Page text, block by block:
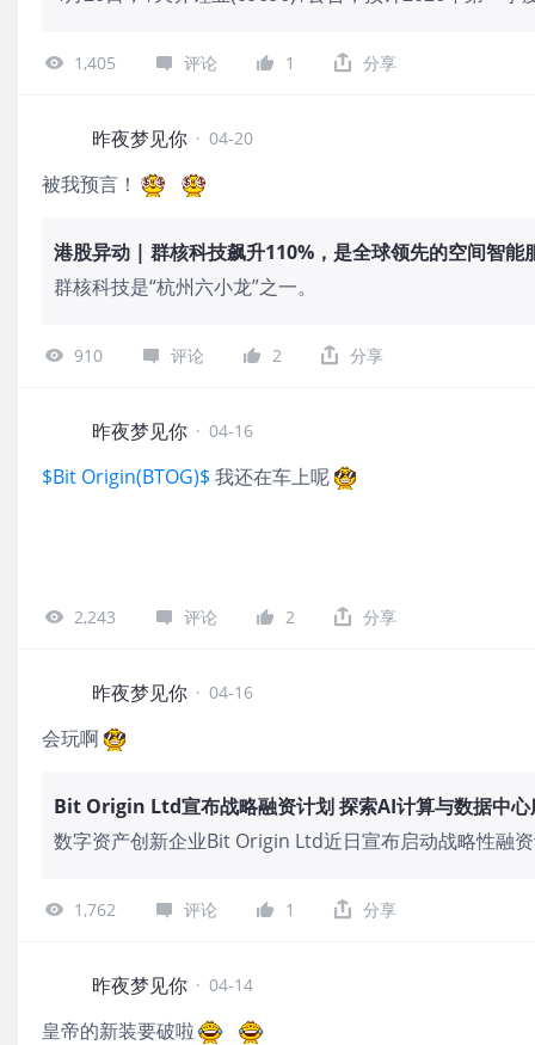
因素驱动，本报告期公司主要锂产品的销售均价较上年
1,405 评论 1 分享
昨夜梦见你 · 04-20
被我预言！
港股异动 | 群核科技飙升110%，是全球领先的空间智能
群核科技是“杭州六小龙”之一。
910 评论 2 分享
昨夜梦见你 · 04-16
$Bit Origin(BTOG)$ 我还在车上呢
2,243 评论 2 分享
昨夜梦见你 · 04-16
会玩啊
Bit Origin Ltd宣布战略融资计划 探索AI计算与数据中心
数字资产创新企业Bit Origin Ltd近日宣布启动战略性融
力需求呈指数级增长，Bit Origin正积极把握行业机遇，
司战略转型举措彰显其把握科技前沿趋势的决心，未来
向AI计算基础设施的拓展，体现了公司对技术演进趋势
1,762 评论 1 分享
昨夜梦见你 · 04-14
皇帝的新装要破啦